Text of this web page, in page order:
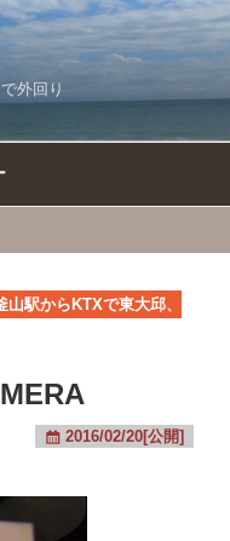
外回り
山駅からKTXで東大邱、
2016/02/20[公開]